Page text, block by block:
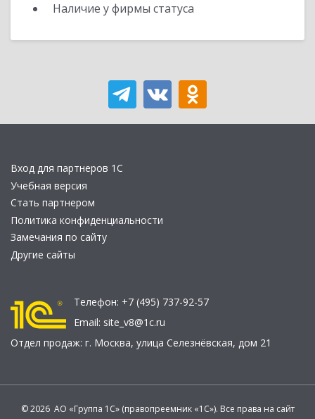
Наличие у фирмы статуса
Вход для партнеров 1С
Учебная версия
Стать партнером
Политика конфиденциальности
Замечания по сайту
Другие сайты
Телефон: +7 (495) 737-92-57
Email: site_v8@1c.ru
Отдел продаж: г. Москва, улица Селезнёвская, дом 21
© 2026 АО «Группа 1С» (правопреемник «1С»). Все права на сайт